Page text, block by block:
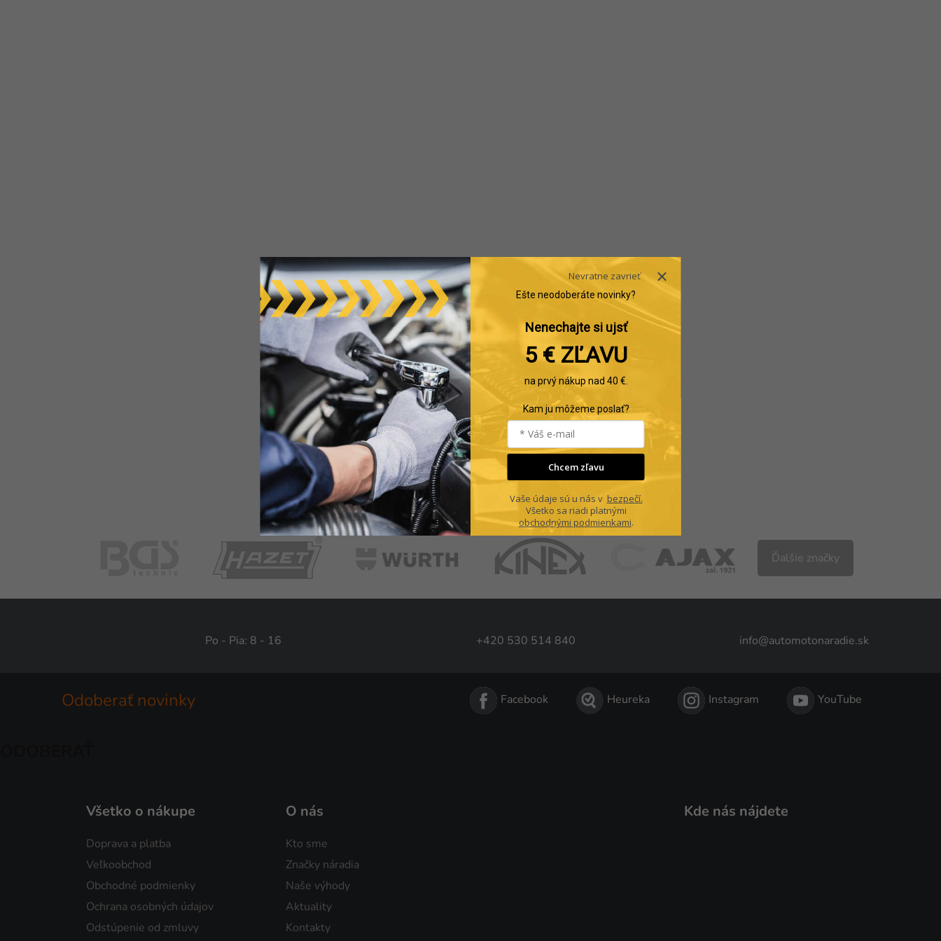
Ďalšie značky
Po - Pia: 8 - 16 +420 530 514 840 info@automotonaradie.sk
Odoberať novinky Facebook Heureka Instagram YouTube
Všetko o nákupe
Doprava a platba
Veľkoobchod
Obchodné podmienky
Ochrana osobných údajov
Odstúpenie od zmluvy
O nás
Kto sme
Značky náradia
Naše výhody
Aktuality
Kontakty
Kde nás nájdete
Nevratne zavrieť
Ešte neodoberáte novinky?
Nenechajte si ujsť
5 € ZĽAVU
na prvý nákup nad 40 €.
Kam ju môžeme poslať?
Chcem zľavu
Vaše údaje sú u nás v bezpečí.
Všetko sa riadi platnými
obchodnými podmienkami.